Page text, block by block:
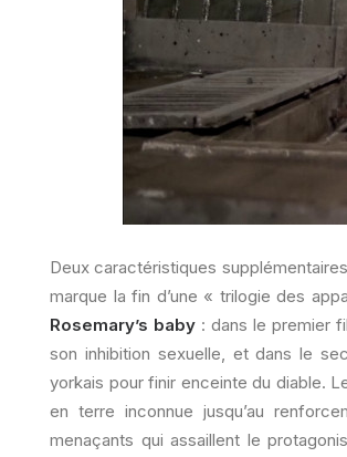
Deux caractéristiques
marque la fin d’une « trilogie des
Rosemary’s baby: dans le premier
son inhibition sexuelle, et dans le
yorkais pour finir enceinte du diable.
en terre inconnue jusqu’au
menaçants qui assaillent le